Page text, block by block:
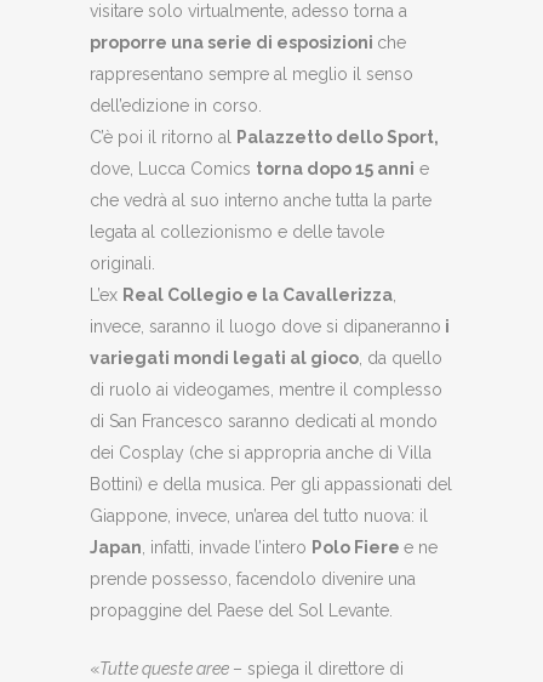
visitare solo virtualmente, adesso torna a
proporre una serie di esposizioni che
rappresentano sempre al meglio il senso
dell’edizione in corso.
C’è poi il ritorno al Palazzetto dello Sport,
dove, Lucca Comics torna dopo 15 anni e
che vedrà al suo interno anche tutta la parte
legata al collezionismo e delle tavole
originali.
L’ex Real Collegio e la Cavallerizza,
invece, saranno il luogo dove si dipaneranno i
variegati mondi legati al gioco, da quello
di ruolo ai videogames, mentre il complesso
di San Francesco saranno dedicati al mondo
dei Cosplay (che si appropria anche di Villa
Bottini) e della musica. Per gli appassionati del
Giappone, invece, un’area del tutto nuova: il
Japan, infatti, invade l’intero Polo Fiere e ne
prende possesso, facendolo divenire una
propaggine del Paese del Sol Levante.
«Tutte queste aree – spiega il direttore di